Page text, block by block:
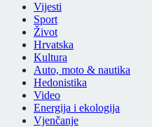
Vijesti
Sport
Život
Hrvatska
Kultura
Auto, moto & nautika
Hedonistika
Video
Energija i ekologija
Vjenčanje